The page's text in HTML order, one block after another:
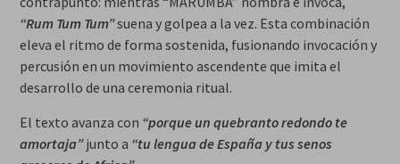
“Rum Tum Tum”suena y golpea a la vez. Esta combinación
eleva el ritmo de forma sostenida, fusionando invocación y
percusión en un movimiento ascendente que imita el
desarrollo de una ceremonia ritual.
El texto avanza con “porque un quebranto redondo te
amortaja”junto a “tu lengua de España y tus senos